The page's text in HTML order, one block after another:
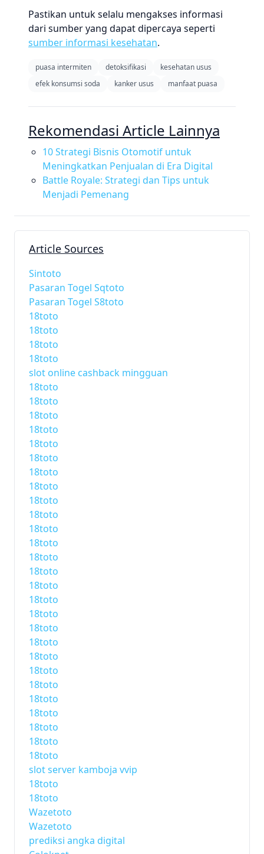
Pastikan untuk selalu mengakses informasi
dari sumber yang dapat dipercaya seperti
sumber informasi kesehatan.
puasa intermiten detoksifikasi
kesehatan usus
efek konsumsi soda
kanker usus manfaat puasa
Rekomendasi Article Lainnya
10 Strategi Bisnis Otomotif untuk
Meningkatkan Penjualan di Era Digital
Battle Royale: Strategi dan Tips untuk
Menjadi Pemenang
Article Sources
Sintoto
Pasaran Togel Sqtoto
Pasaran Togel S8toto
18toto
18toto
18toto
18toto
slot online cashback mingguan
18toto
18toto
18toto
18toto
18toto
18toto
18toto
18toto
18toto
18toto
18toto
18toto
18toto
18toto
18toto
18toto
18toto
18toto
18toto
18toto
18toto
18toto
18toto
18toto
18toto
18toto
18toto
slot server kamboja vvip
18toto
18toto
Wazetoto
Wazetoto
prediksi angka digital